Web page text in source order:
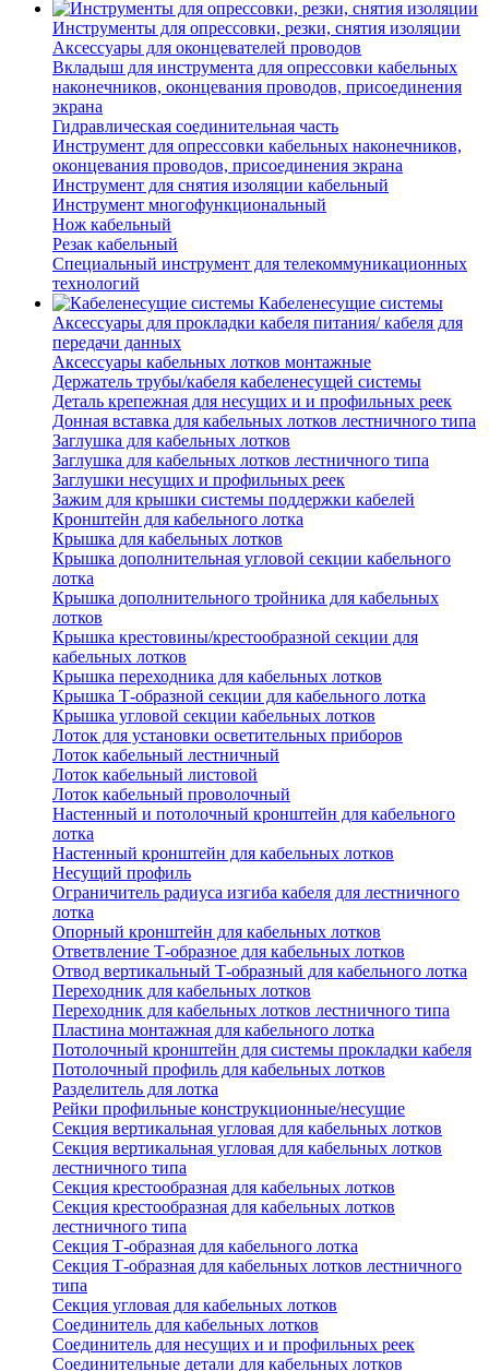
Инструменты для опрессовки, резки, снятия изоляции
Аксессуары для оконцевателей проводов
Вкладыш для инструмента для опрессовки кабельных
наконечников, оконцевания проводов, присоединения
экрана
Гидравлическая соединительная часть
Инструмент для опрессовки кабельных наконечников,
оконцевания проводов, присоединения экрана
Инструмент для снятия изоляции кабельный
Инструмент многофункциональный
Нож кабельный
Резак кабельный
Специальный инструмент для телекоммуникационных
технологий
Кабеленесущие системы
Аксессуары для прокладки кабеля питания/ кабеля для
передачи данных
Аксессуары кабельных лотков монтажные
Держатель трубы/кабеля кабеленесущей системы
Деталь крепежная для несущих и и профильных реек
Донная вставка для кабельных лотков лестничного типа
Заглушка для кабельных лотков
Заглушка для кабельных лотков лестничного типа
Заглушки несущих и профильных реек
Зажим для крышки системы поддержки кабелей
Кронштейн для кабельного лотка
Крышка для кабельных лотков
Крышка дополнительная угловой секции кабельного
лотка
Крышка дополнительного тройника для кабельных
лотков
Крышка крестовины/крестообразной секции для
кабельных лотков
Крышка переходника для кабельных лотков
Крышка Т-образной секции для кабельного лотка
Крышка угловой секции кабельных лотков
Лоток для установки осветительных приборов
Лоток кабельный лестничный
Лоток кабельный листовой
Лоток кабельный проволочный
Настенный и потолочный кронштейн для кабельного
лотка
Настенный кронштейн для кабельных лотков
Несущий профиль
Ограничитель радиуса изгиба кабеля для лестничного
лотка
Опорный кронштейн для кабельных лотков
Ответвление Т-образное для кабельных лотков
Отвод вертикальный Т-образный для кабельного лотка
Переходник для кабельных лотков
Переходник для кабельных лотков лестничного типа
Пластина монтажная для кабельного лотка
Потолочный кронштейн для системы прокладки кабеля
Потолочный профиль для кабельных лотков
Разделитель для лотка
Рейки профильные конструкционные/несущие
Секция вертикальная угловая для кабельных лотков
Секция вертикальная угловая для кабельных лотков
лестничного типа
Секция крестообразная для кабельных лотков
Секция крестообразная для кабельных лотков
лестничного типа
Секция Т-образная для кабельного лотка
Секция Т-образная для кабельных лотков лестничного
типа
Секция угловая для кабельных лотков
Соединитель для кабельных лотков
Соединитель для несущих и и профильных реек
Соединительные детали для кабельных лотков